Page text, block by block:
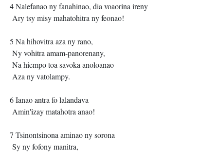
4 Nalefanao ny fanahinao, dia voaorina ireny
Ary tsy misy mahatohitra ny feonao!
5 Na hihovitra aza ny rano,
Ny vohitra amam-panorenany,
Na hiempo toa savoka anoloanao
Aza ny vatolampy.
6 Ianao antra fo lalandava
Amin'izay matahotra anao!
7 Tsinontsinona aminao ny sorona
Sy ny fofony manitra,